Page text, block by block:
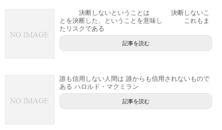
決断しないということは 決断しないこ
とを決断した、ということを意味し これもま
たリスクである
記事を読む
誰も信用しない人間は 誰からも信用されないもので
ある ハロルド・マクミラン
記事を読む